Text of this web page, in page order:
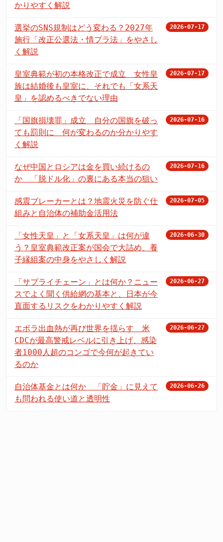
かりやすく解説
選挙のSNS規制はどう変わる？2027年
施行「改正公選法・情プラ法」をやさし
く解説
2026-07-17
皇室典範が初の本格改正で成立 女性皇
族は結婚後も皇室に、それでも「女系天
皇」を認めるべきでない理由
2026-07-17
「国旗損壊罪」成立 自分の国旗を破っ
ても罰則に 何が変わるのか分かりやす
く解説
2026-07-16
なぜ中国とロシアは金を買い続けるの
か 「脱ドル化」の裏にある本当の狙い
2026-07-16
感震ブレーカーとは？地震火災を防ぐ仕
組みと自治体の補助金活用法
2026-07-05
「女性天皇」と「女系天皇」は何が違
う？皇室典範改正案が国会で大詰め、養
子縁組案の中身をやさしく解説
2026-06-30
「サプライチェーン」とは何か？ニュー
スでよく聞く供給網の基本と、日本が今
直面するリスクをわかりやすく解説
2026-06-27
エボラ出血熱が再び世界を揺らす 米
CDCが最高警戒レベルに引き上げ、感染
者1000人超のコンゴで今何が起きてい
るのか
2026-06-27
自治体基金とは何か 「貯金」に見えて
も問われる使い道と透明性
2026-06-26